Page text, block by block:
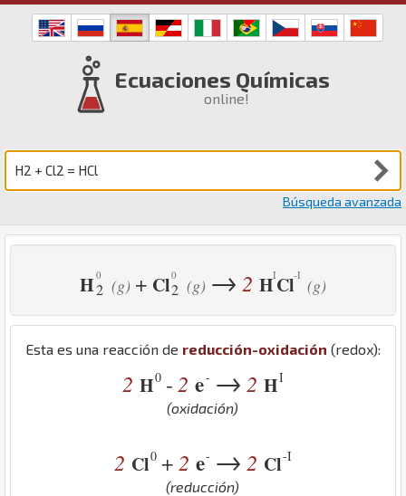
Ecuaciones Químicas
online!
Búsqueda avanzada
H2 (g) + Cl2 (g) → 2 HCl (g)
Esta es una reacción de reducción-oxidación (redox):
2 H0 - 2 e- → 2 HI
(oxidación)
2 Cl0 + 2 e- → 2 Cl-I
(reducción)